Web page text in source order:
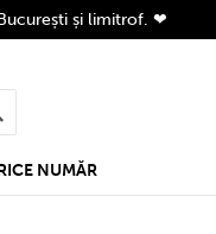
NUMĂR
și limitrof. ❤